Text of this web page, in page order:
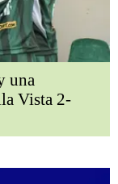
una
Vista 2-